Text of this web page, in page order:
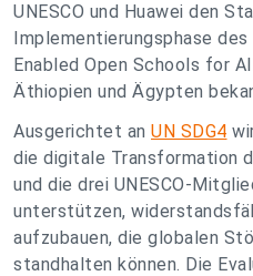
UNESCO und Huawei den
Implementierungsphase
Enabled Open Schools for
Äthiopien und Ägypten
Ausgerichtet an UN SDG4
die digitale Transformation
und die drei UNESCO-
unterstützen,
aufzubauen, die globalen
standhalten können. Die